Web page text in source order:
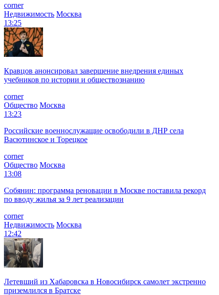
corner
Недвижимость Москва
13:25
Кравцов анонсировал завершение внедрения единых
учебников по истории и обществознанию
corner
Общество Москва
13:23
Российские военнослужащие освободили в ДНР села
Васютинское и Торецкое
corner
Общество Москва
13:08
Собянин: программа реновации в Москве поставила рекорд
по вводу жилья за 9 лет реализации
corner
Недвижимость Москва
12:42
Летевший из Хабаровска в Новосибирск самолет экстренно
приземлился в Братске